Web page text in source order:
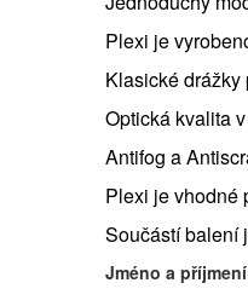
Plexi je
Klasické
Optická kvalita
Antifog a
Plexi je vhodné
Součástí balení
Jméno a